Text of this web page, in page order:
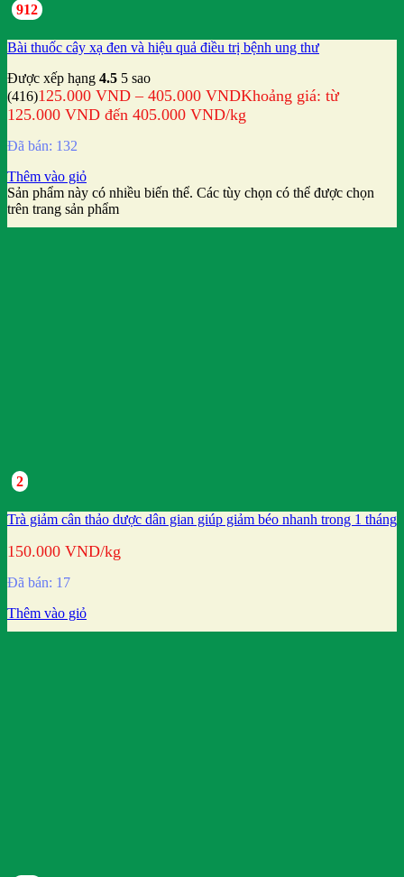
912
Bài thuốc cây xạ đen và hiệu quả điều trị bệnh ung thư
Được xếp hạng 4.5 5 sao
(416)125.000 VND – 405.000 VNDKhoảng giá: từ
125.000 VND đến 405.000 VND/kg
Đã bán: 132
Thêm vào giỏ
Sản phẩm này có nhiều biến thể. Các tùy chọn có thể được chọn
trên trang sản phẩm
2
Trà giảm cân thảo dược dân gian giúp giảm béo nhanh trong 1 tháng
150.000 VND/kg
Đã bán: 17
Thêm vào giỏ